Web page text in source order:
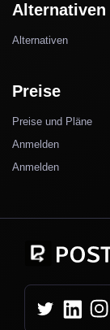
Alternativen
Alternativen
Preise
Preise und Pläne
Anmelden
Anmelden